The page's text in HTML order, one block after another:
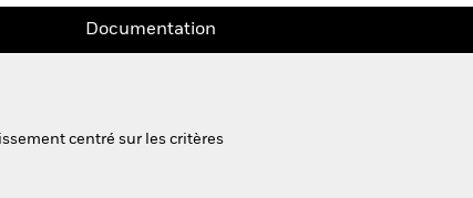
Documentation
centré sur les critères